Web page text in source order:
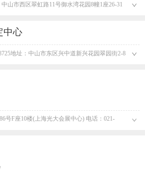
中山市西区翠虹路11号御水湾花园8幢1座26-31
中心
地址：中山市东区兴中道新兴花园翠园街2-8
号F座10楼(上海光大会展中心) 电话：021-